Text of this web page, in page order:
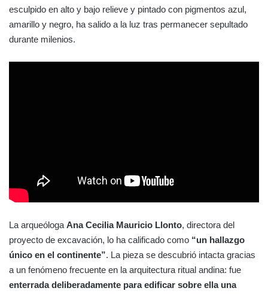
esculpido en alto y bajo relieve y pintado con pigmentos azul,
amarillo y negro, ha salido a la luz tras permanecer sepultado
durante milenios.
La arqueóloga Ana Cecilia Mauricio Llonto, directora del
proyecto de excavación, lo ha calificado como “un hallazgo
único en el continente”. La pieza se descubrió intacta gracias
a un fenómeno frecuente en la arquitectura ritual andina: fue
enterrada deliberadamente para edificar sobre ella una